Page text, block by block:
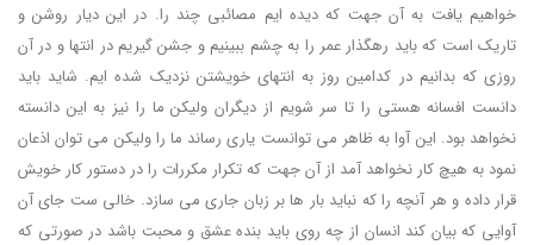
خواهیم یافت به آن جهت که دیده ایم مصائبی چند را. در این دیار روشن و
تاریک است که باید رهگذار عمر را به چشم ببینیم و جشن گیریم در انتها و در آن
روزی که بدانیم در کدامین روز به انتهای خویشتن نزدیک شده ایم. شاید باید
دانست افسانه هستی را تا سر شویم از دیگران ولیکن ما را نیز به این دانسته
نخواهد بود. این آوا به ظاهر می توانست یاری رساند ما را ولیکن می توان اذعان
نمود به هیچ کار نخواهد آمد از آن جهت که تکرار مکررات را در دستور کار خویش
قرار داده و هر آنچه را که نباید بار ها بر زبان جاری می سازد. خالی ست جای آن
آوایی که بیان کند انسان از چه روی باید بنده عشق و محبت باشد در صورتی که